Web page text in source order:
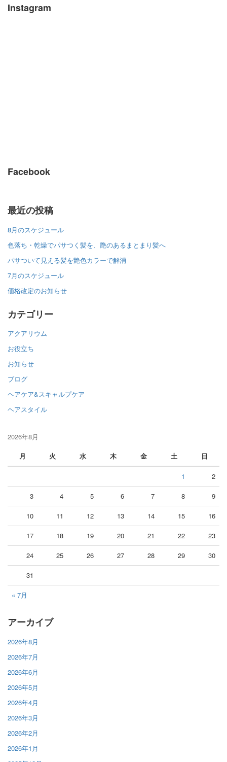
Instagram
Facebook
最近の投稿
8月のスケジュール
色落ち・乾燥でパサつく髪を、艶のあるまとまり髪へ
パサついて見える髪を艶色カラーで解消
7月のスケジュール
価格改定のお知らせ
カテゴリー
アクアリウム
お役立ち
お知らせ
ブログ
ヘアケア&スキャルプケア
ヘアスタイル
2026年8月
月
火 水 木 金 土 日
« 7月
1 2
3 4 5 6 7 8 9
10 11 12 13 14 15 16
17 18 19 20 21 22 23
24 25 26 27 28 29 30
31
アーカイブ
2026年8月
2026年7月
2026年6月
2026年5月
2026年4月
2026年3月
2026年2月
2026年1月